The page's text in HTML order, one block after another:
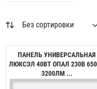
ПАНЕЛЬ УНИВЕРСАЛЬНАЯ
ЛЮКСЭЛ 40ВТ ОПАЛ 230В
3200ЛМ ...